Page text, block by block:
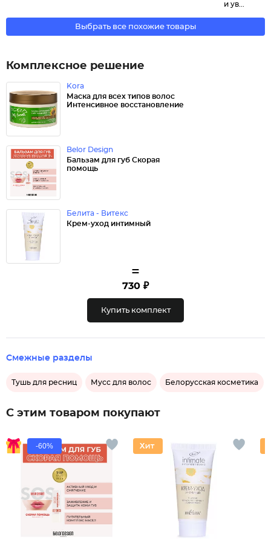
и ув...
Выбрать все похожие товары
Комплексное решение
Kora
Маска для всех типов волос
Интенсивное восстановление
Belor Design
Бальзам для губ Скорая
помощь
Белита - Витекс
Крем-уход интимный
=
730 ₽
Купить комплект
Смежные разделы
Тушь для ресниц Мусс для волос Белорусская косметика
С этим товаром покупают
-60%